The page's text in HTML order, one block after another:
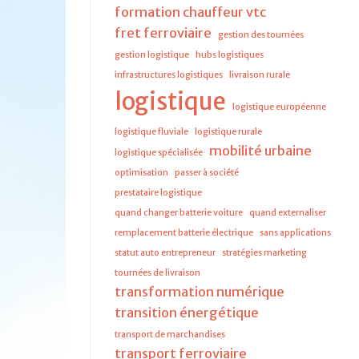
formation chauffeur vtc
fret ferroviaire
gestion des tournées
gestion logistique
hubs logistiques
infrastructures logistiques
livraison rurale
logistique logistique européenne
logistique fluviale
logistique rurale
logistique spécialisée
mobilité urbaine
optimisation
passer à société
prestataire logistique
quand changer batterie voiture
quand externaliser
remplacement batterie électrique
sans applications
statut auto entrepreneur
stratégies marketing
tournées de livraison
transformation numérique
transition énergétique
transport de marchandises
transport ferroviaire